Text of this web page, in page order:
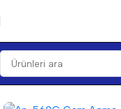
Ana Sayfa Anahtarlar